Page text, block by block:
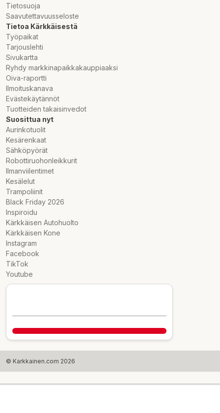
Tietosuoja
Saavutettavuusseloste
Tietoa Kärkkäisestä
Työpaikat
Tarjouslehti
Sivukartta
Ryhdy markkinapaikkakauppiaaksi
Oiva-raportti
Ilmoituskanava
Evästekäytännöt
Tuotteiden takaisinvedot
Suosittua nyt
Aurinkotuolit
Kesärenkaat
Sähköpyörät
Robottiruohonleikkurit
Ilmanviilentimet
Kesälelut
Trampoliinit
Black Friday 2026
Inspiroidu
Kärkkäisen Autohuolto
Kärkkäisen Kone
Instagram
Facebook
TikTok
Youtube
© Karkkainen.com 2026